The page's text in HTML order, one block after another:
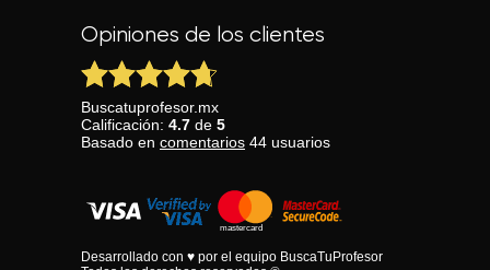
Opiniones de los clientes
Buscatuprofesor.mx
Calificación: 4.7 de 5
Basado en comentarios 44 usuarios
Desarrollado con ♥ por el equipo BuscaTuProfesor